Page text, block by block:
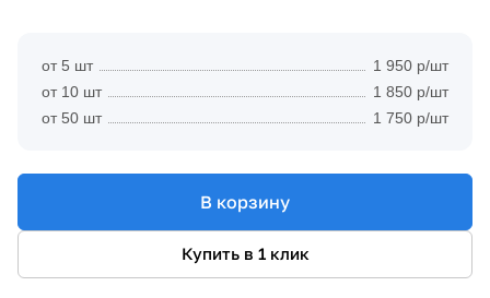
от 5 шт
1 950 р/шт
от 10 шт
1 850 р/шт
от 50 шт
1 750 р/шт
В корзину
Купить в 1 клик